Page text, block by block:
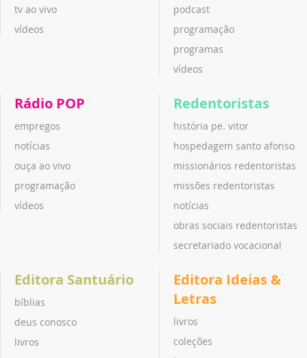
tv ao vivo
vídeos
podcast
programação
programas
vídeos
Rádio POP
empregos
notícias
ouça ao vivo
programação
vídeos
Redentoristas
história pe. vitor
hospedagem santo afonso
missionários redentoristas
missões redentoristas
notícias
obras sociais redentoristas
secretariado vocacional
Editora Santuário
bíblias
deus conosco
livros
Editora Ideias &
Letras
livros
coleções